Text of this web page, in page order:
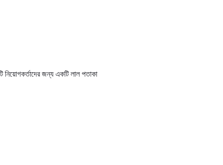
নিয়োগকর্তাদের জন্য একটি লাল পতাকা